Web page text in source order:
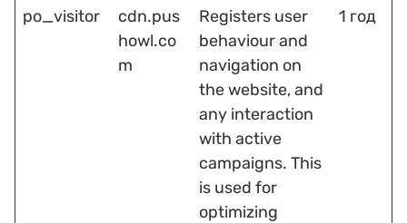
po_visitor
cdn.pus
howl.co
m
Registers user
behaviour and
navigation on
the website, and
any interaction
with active
campaigns. This
is used for
optimizing
1 год